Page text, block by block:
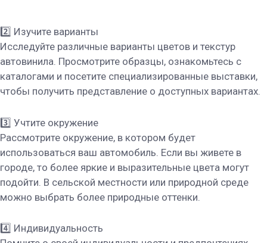
2️⃣ Изучите варианты
Исследуйте различные варианты цветов и текстур
автовинила. Просмотрите образцы, ознакомьтесь с
каталогами и посетите специализированные выставки,
чтобы получить представление о доступных вариантах.
3️⃣ Учтите окружение
Рассмотрите окружение, в котором будет
использоваться ваш автомобиль. Если вы живете в
городе, то более яркие и выразительные цвета могут
подойти. В сельской местности или природной среде
можно выбрать более природные оттенки.
4️⃣ Индивидуальность